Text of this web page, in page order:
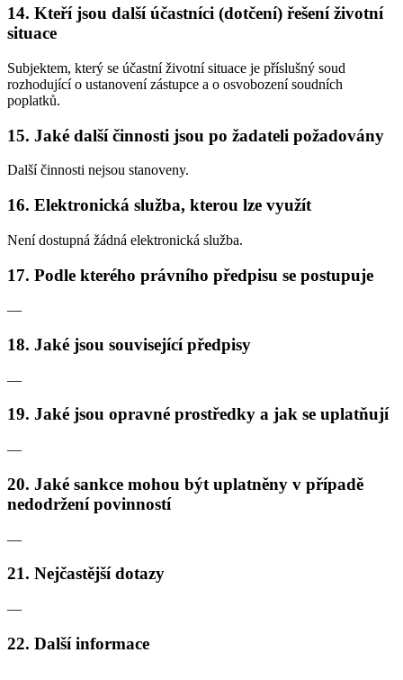
14. Kteří jsou další účastníci (dotčení) řešení životní
situace
Subjektem, který se účastní životní situace je příslušný soud
rozhodující o ustanovení zástupce a o osvobození soudních
poplatků.
15. Jaké další činnosti jsou po žadateli požadovány
Další činnosti nejsou stanoveny.
16. Elektronická služba, kterou lze využít
Není dostupná žádná elektronická služba.
17. Podle kterého právního předpisu se postupuje
—
18. Jaké jsou související předpisy
—
19. Jaké jsou opravné prostředky a jak se uplatňují
—
20. Jaké sankce mohou být uplatněny v případě
nedodržení povinností
—
21. Nejčastější dotazy
—
22. Další informace